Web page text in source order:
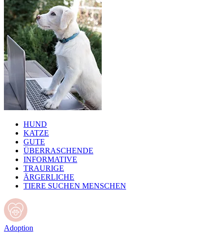
HUND
KATZE
GUTE
ÜBERRASCHENDE
INFORMATIVE
TRAURIGE
ÄRGERLICHE
TIERE SUCHEN MENSCHEN
Adoption